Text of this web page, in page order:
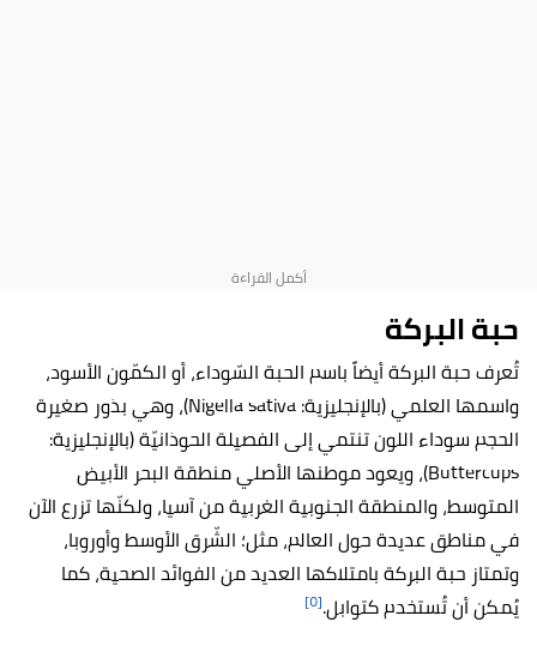
حبة البركة
تُعرف حبة البركة أيضاً باسم الحبة السّوداء، أو الكمّون الأسود،
واسمها العلمي (بالإنجليزية: Nigella sativa)، وهي بذور صغيرة
الحجم سوداء اللون تنتمي إلى الفصيلة الحوذانيّة (بالإنجليزية:
Buttercups)، ويعود موطنها الأصلي منطقة البحر الأبيض
المتوسط، والمنطقة الجنوبية الغربية من آسيا، ولكنّها تزرع الآن
في مناطق عديدة حول العالم، مثل؛ الشّرق الأوسط وأوروبا،
وتمتاز حبة البركة بامتلاكها العديد من الفوائد الصحية، كما
يُمكن أن تُستخدم كتوابل.[٥]